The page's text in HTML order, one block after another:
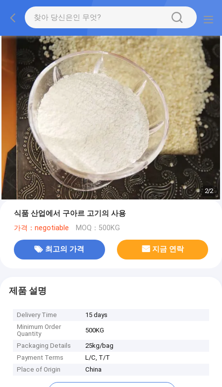
2/2
식품 산업에서 구아르 고기의 사용
가격：negotiable MOQ：500KG
최고의 가격 지금 연락
제품 설명
Delivery Time
15 days
Minimum Order
Quantity
500KG
Packaging Details
25kg/bag
Payment Terms
L/C, T/T
Place of Origin
China